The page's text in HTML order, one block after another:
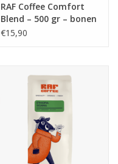
RAF Coffee Comfort
Blend – 500 gr – bonen
(bio)
€15,90